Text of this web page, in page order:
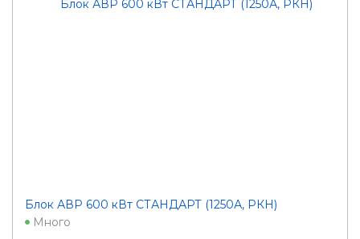
Блок АВР 600 кВт СТАНДАРТ (1250А, РКН)
Много